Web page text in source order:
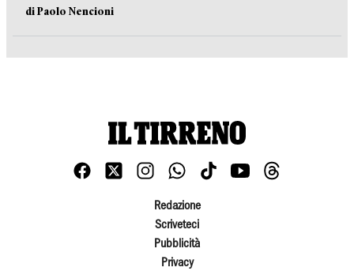
di Paolo Nencioni
Redazione
Scriveteci
Pubblicità
Privacy